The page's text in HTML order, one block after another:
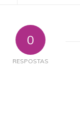
0
RESPOSTAS